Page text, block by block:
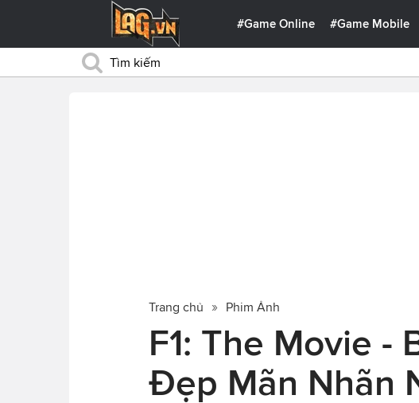
#Game Online #Game Mobile
Trang chủ Phim Ảnh
F1: The Movie -
Đẹp Mãn Nhãn